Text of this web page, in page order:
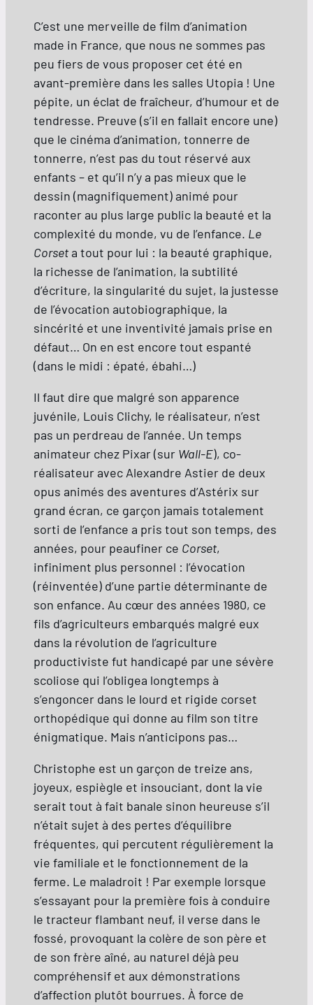
Mardi 11 août
21:00 Dernière Séance
C’est une merveille de film d’animation
made in France, que nous ne sommes pas
peu fiers de vous proposer cet été en
avant-première dans les salles Utopia ! Une
pépite, un éclat de fraîcheur, d’humour et de
tendresse. Preuve (s’il en fallait encore une)
que le cinéma d’animation, tonnerre de
tonnerre, n’est pas du tout réservé aux
enfants – et qu’il n’y a pas mieux que le
dessin (magnifiquement) animé pour
raconter au plus large public la beauté et la
complexité du monde, vu de l’enfance. Le
Corset a tout pour lui : la beauté graphique,
la richesse de l’animation, la subtilité
d’écriture, la singularité du sujet, la justesse
de l’évocation autobiographique, la
sincérité et une inventivité jamais prise en
défaut… On en est encore tout espanté
(dans le midi : épaté, ébahi…)
Il faut dire que malgré son apparence
juvénile, Louis Clichy, le réalisateur, n’est
pas un perdreau de l’année. Un temps
animateur chez Pixar (sur Wall-E), co-
réalisateur avec Alexandre Astier de deux
opus animés des aventures d’Astérix sur
grand écran, ce garçon jamais totalement
sorti de l’enfance a pris tout son temps, des
années, pour peaufiner ce Corset,
infiniment plus personnel : l’évocation
(réinventée) d’une partie déterminante de
son enfance. Au cœur des années 1980, ce
fils d’agriculteurs embarqués malgré eux
dans la révolution de l’agriculture
productiviste fut handicapé par une sévère
scoliose qui l’obligea longtemps à
s’engoncer dans le lourd et rigide corset
orthopédique qui donne au film son titre
énigmatique. Mais n’anticipons pas…
Christophe est un garçon de treize ans,
joyeux, espiègle et insouciant, dont la vie
serait tout à fait banale sinon heureuse s’il
n’était sujet à des pertes d’équilibre
fréquentes, qui percutent régulièrement la
vie familiale et le fonctionnement de la
ferme. Le maladroit ! Par exemple lorsque
s’essayant pour la première fois à conduire
le tracteur flambant neuf, il verse dans le
fossé, provoquant la colère de son père et
de son frère aîné, au naturel déjà peu
compréhensif et aux démonstrations
d’affection plutôt bourrues. À force de